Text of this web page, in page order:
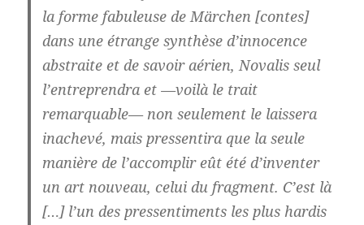
la forme fabuleuse de Märchen [contes]
dans une étrange synthèse d’innocence
abstraite et de savoir aérien, Novalis seul
l’entreprendra et —voilà le trait
remarquable— non seulement le laissera
inachevé, mais pressentira que la seule
manière de l’accomplir eût été d’inventer
un art nouveau, celui du fragment. C’est là
[…] l’un des pressentiments les plus hardis